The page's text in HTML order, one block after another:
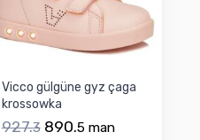
Vicco gülgüne gyz çaga
krossowka
927.3 890.5 man